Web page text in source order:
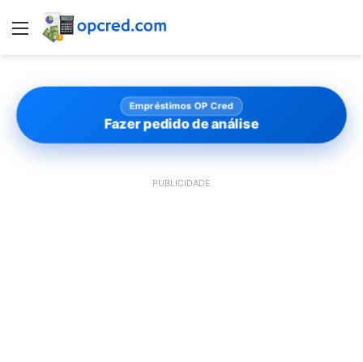
Menu
Empréstimos OP Cred
Fazer pedido de análise
PUBLICIDADE